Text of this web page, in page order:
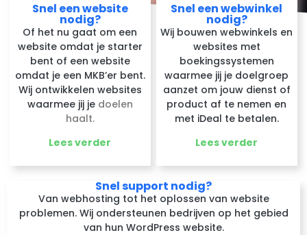
Snel een website
nodig?
Of het nu gaat om een
website omdat je starter
bent of een website
omdat je een MKB’er bent.
Wij ontwikkelen websites
waarmee jij je doelen
haalt.
Lees verder
Snel een webwinkel
nodig?
Wij bouwen webwinkels en
websites met
boekingssystemen
waarmee jij je doelgroep
aanzet om jouw dienst of
product af te nemen en
met iDeal te betalen.
Lees verder
Snel support nodig?
Van webhosting tot het oplossen van website
problemen. Wij ondersteunen bedrijven op het gebied
van hun WordPress website.